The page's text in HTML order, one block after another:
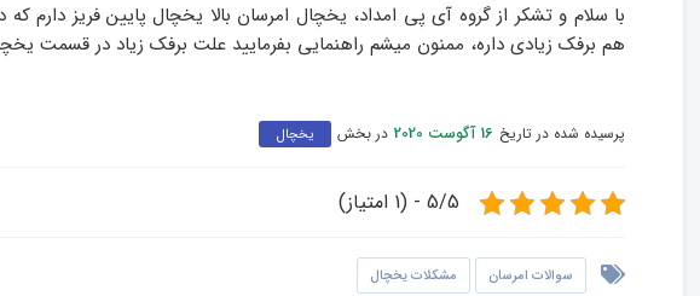
با سلام و تشکر از گروه آی پی امداد، یخچال امرسان بالا یخچال پایین فریز
هم برفک زیادی داره، ممنون میشم راهنمایی بفرمایید علت برفک زیاد در قسمت
پرسیده شده در تاریخ 16 آگوست 2020 در بخش یخچال
5/5 - (1 امتیاز)
سوالات امرسان مشکلات یخچال